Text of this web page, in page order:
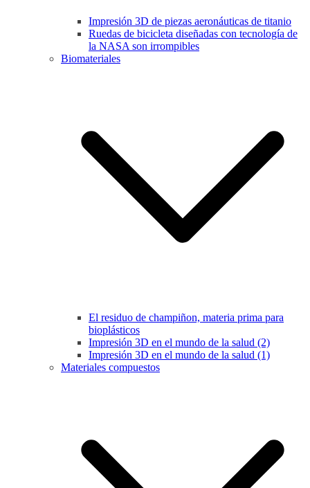
Impresión 3D de piezas aeronáuticas de titanio
Ruedas de bicicleta diseñadas con tecnología de
la NASA son irrompibles
Biomateriales
El residuo de champiñon, materia prima para
bioplásticos
Impresión 3D en el mundo de la salud (2)
Impresión 3D en el mundo de la salud (1)
Materiales compuestos